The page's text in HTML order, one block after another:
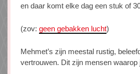
en daar komt elke dag een stuk of
(zov: geen gebakken lucht)
Mehmet’s zijn meestal rustig,
vertrouwen. Dit zijn mensen waarop